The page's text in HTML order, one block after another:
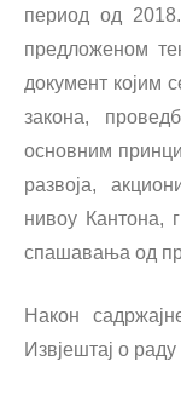
период од
предложеном
документ којим
закона,
основним
развоја,
нивоу Кантона,
спашавања од
Након
Извјештај о